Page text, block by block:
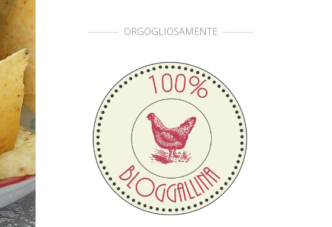
ORGOGLIOSAMENTE